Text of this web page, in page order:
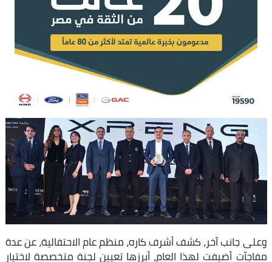
وعلى جانب آخر، كشف أشرف كاره، منظم عام الاحتفالية، عن عدة
مفاجآت أضيفت لهذا العام، أبرزها تعيين لجنة متخصصة لاختيار